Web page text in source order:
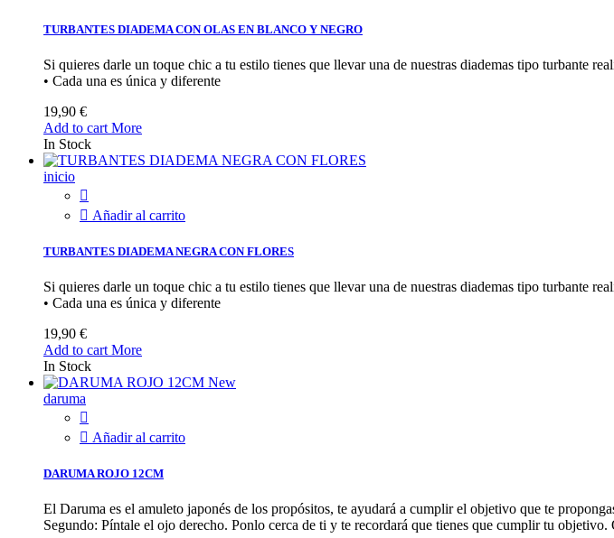
TURBANTES DIADEMA CON OLAS EN BLANCO Y NEGRO
Si quieres darle un toque chic a tu estilo tienes que llevar una de nuestras diademas tipo turbante
• Cada una es única y diferente
19,90 €
Add to cart More
In Stock
inicio

 Añadir al carrito
TURBANTES DIADEMA NEGRA CON FLORES
Si quieres darle un toque chic a tu estilo tienes que llevar una de nuestras diademas tipo turbante
• Cada una es única y diferente
19,90 €
Add to cart More
In Stock
New
daruma

 Añadir al carrito
DARUMA ROJO 12CM
El Daruma es el amuleto japonés de los propósitos, te ayudará a cumplir el objetivo que te
Segundo: Píntale el ojo derecho. Ponlo cerca de ti y te recordará que tienes que cumplir tu